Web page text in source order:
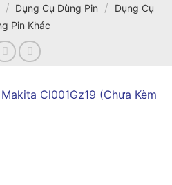
/ Dụng Cụ Dùng Pin /
Dụng Cụ
Pin Khác